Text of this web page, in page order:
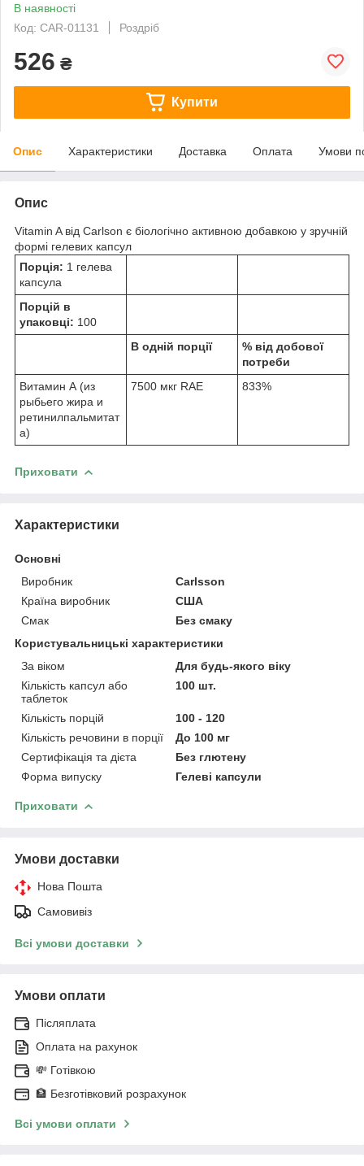
В наявності
Код: CAR-01131
Роздріб
526 ₴
Купити
Опис Характеристики Доставка Оплата Умови
Опис
Vitamin A від Carlson є біологічно активною добавкою у зручній
формі гелевих капсул
Порція: 1 гелева
капсула
Порцій в
упаковці: 100
В одній порції
% від добової
потреби
Витамин А (из
рыбьего жира и
ретинилпальмитат
а)
7500 мкг RAE 833%
Приховати
Характеристики
Основні
Виробник
Carlsson
Країна виробник
США
Смак
Без смаку
Користувальницькі характеристики
За віком
Для будь-якого віку
Кількість капсул або
таблеток
100 шт.
Кількість порцій
100 - 120
Кількість речовини в порції
До 100 мг
Сертифікація та дієта
Без глютену
Форма випуску
Гелеві капсули
Приховати
Умови доставки
Нова Пошта
Самовивіз
Всі умови доставки
Умови оплати
Післяплата
Оплата на рахунок
💸 Готівкою
🏦 Безготівковий розрахунок
Всі умови оплати